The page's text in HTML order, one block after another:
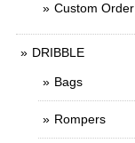
Custom Order
DRIBBLE
Bags
Rompers